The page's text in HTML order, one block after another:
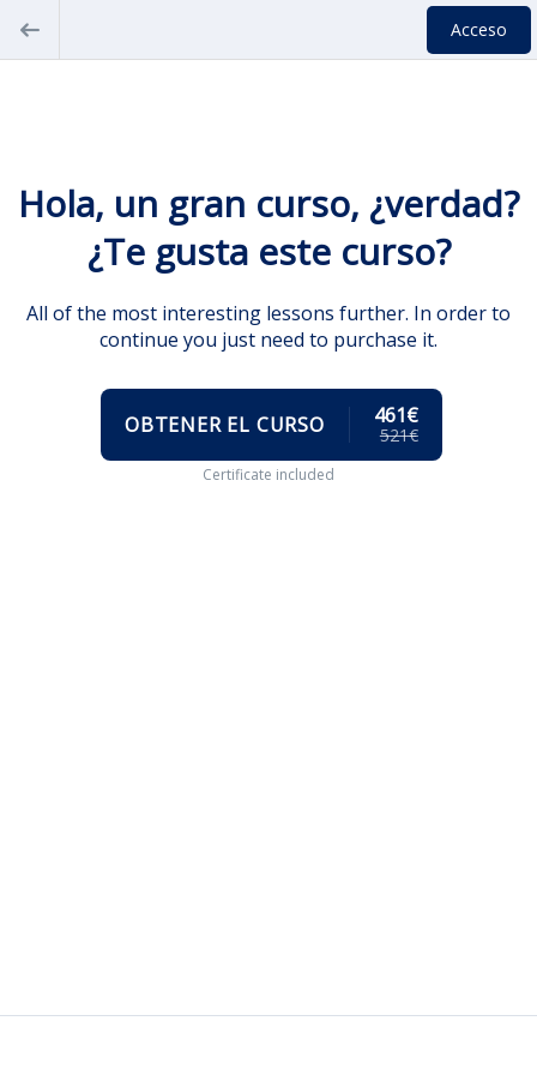
Acceso
Hola, un gran curso, ¿verdad?
¿Te gusta este curso?
All of the most interesting lessons further. In order to
continue you just need to purchase it.
OBTENER EL CURSO 461€
521€
Certificate included